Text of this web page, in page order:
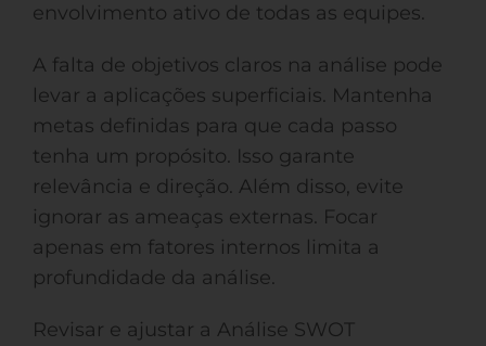
envolvimento ativo de todas as equipes.
A falta de objetivos claros na análise pode
levar a aplicações superficiais. Mantenha
metas definidas para que cada passo
tenha um propósito. Isso garante
relevância e direção. Além disso, evite
ignorar as ameaças externas. Focar
apenas em fatores internos limita a
profundidade da análise.
Revisar e ajustar a Análise SWOT